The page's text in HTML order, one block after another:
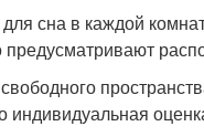
сна в каждой